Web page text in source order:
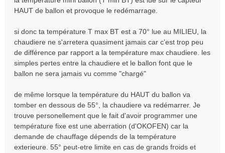
HAUT de ballon et provoque le redémarrage.
si donc ta température T max BT est a 70° lue au MILIEU, la
chaudiere ne s'arretera quasiment jamais car c'est trop peu
de différence par rapport a la température max chaudiere. les
simples pertes entre la chaudiere et le ballon font que le
ballon ne sera jamais vu comme "chargé"
de même lorsque la température du HAUT du ballon va
tomber en dessous de 55°, la chaudiere va redémarrer. Je
trouve personellement que le fait d'avoir programmer une
température fixe est une aberration (d'OKOFEN) car la
demande de chauffage dépends de la température
exterieure. 55° peut-etre limite en cas de grands froids et